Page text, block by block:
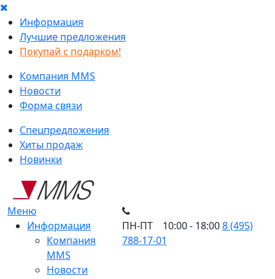
Информация
Лучшие предложения
Покупай с подарком!
Компания MMS
Новости
Форма связи
Спецпредложения
Хиты продаж
Новинки
Меню
Информация
Компания
MMS
Новости
ПН-ПТ 10:00 - 18:008 (495)
788-17-01